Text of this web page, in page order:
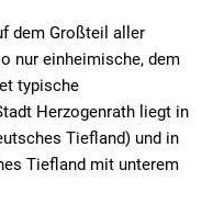
dem Großteil aller
nur einheimische, dem
typische
Herzogenrath liegt in
Tiefland) und in
Tiefland mit unterem